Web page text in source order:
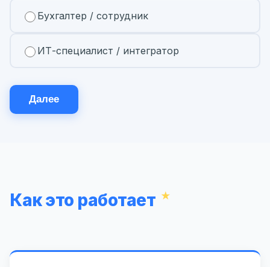
Бухгалтер / сотрудник
ИТ-специалист / интегратор
Далее
Как это работает